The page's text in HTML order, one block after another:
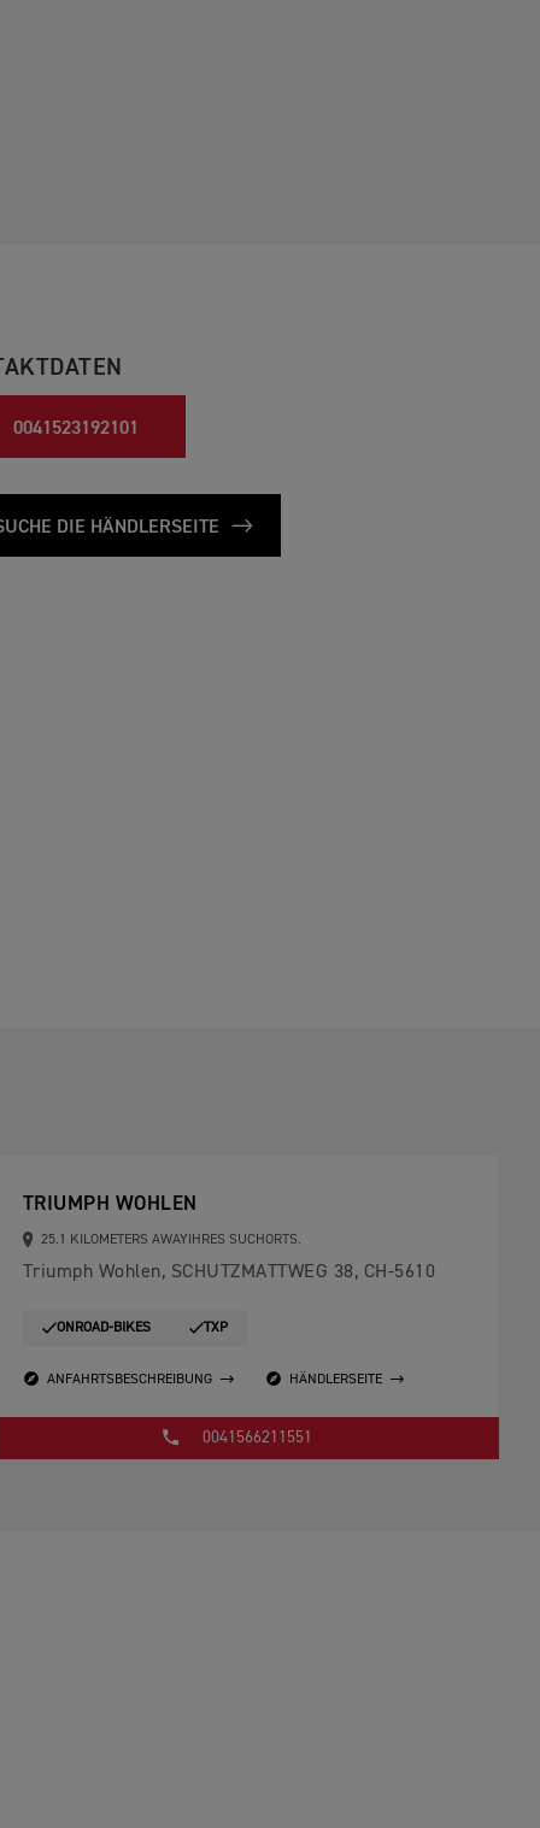
0041523192101
DIE HÄNDLERSEITE
TRIUMPH WOHLEN
25.1 KILOMETERS AWAYIHRES SUCHORTS.
Triumph Wohlen, SCHUTZMATTWEG 38, CH-5610
ONROAD-BIKES TXP
ANFAHRTSBESCHREIBUNG HÄNDLERSEITE
0041566211551